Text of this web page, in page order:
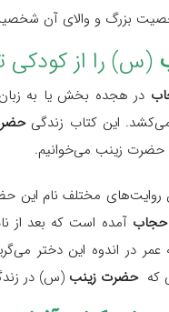
بزرگ و والای آن
(س) را از کودکی
در هجده بخش یا به
این کتاب زندگی
حضرت زینب می‌خوانیم.
روایت‌های مختلف نام این
حجابآمده است که بعد از
در اندوه این دختر
کهحضرت زینب (س) در